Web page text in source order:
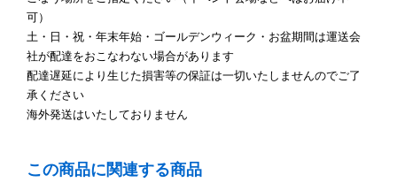
可）
土・日・祝・年末年始・ゴールデンウィーク・お盆期間は運送会
社が配達をおこなわない場合があります
配達遅延により生じた損害等の保証は一切いたしませんのでご了
承ください
海外発送はいたしておりません
この商品に関連する商品